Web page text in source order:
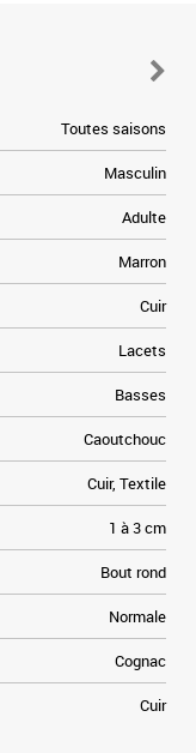
Toutes saisons
Masculin
Adulte
Marron
Cuir
Lacets
Basses
Caoutchouc
Cuir, Textile
1 à 3 cm
Bout rond
Normale
Cognac
Cuir